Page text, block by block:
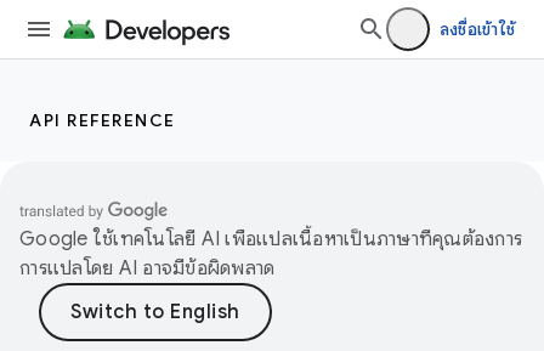
ลงชื่อเข้าใช้
API REFERENCE
Google ใช้เทคโนโลยี AI เพื่อแปลเนื้อหาเป็นภาษาที่คุณต้องการ
การแปลโดย AI อาจมีข้อผิดพลาด